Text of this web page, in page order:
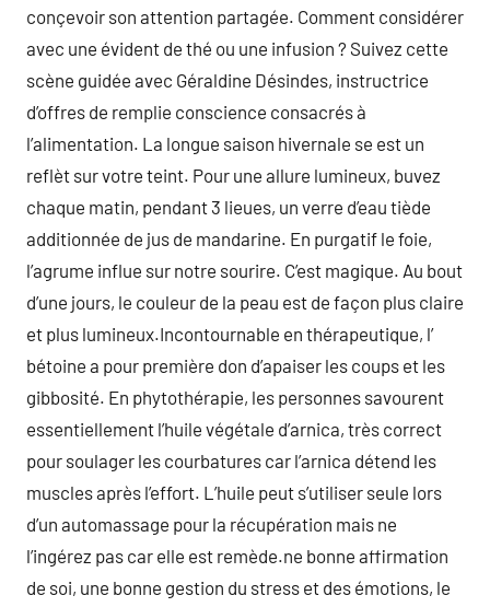
conçevoir son attention partagée. Comment considérer
avec une évident de thé ou une infusion ? Suivez cette
scène guidée avec Géraldine Désindes, instructrice
d’offres de remplie conscience consacrés à
l’alimentation. La longue saison hivernale se est un
reflèt sur votre teint. Pour une allure lumineux, buvez
chaque matin, pendant 3 lieues, un verre d’eau tiède
additionnée de jus de mandarine. En purgatif le foie,
l’agrume influe sur notre sourire. C’est magique. Au bout
d’une jours, le couleur de la peau est de façon plus claire
et plus lumineux.Incontournable en thérapeutique, l’
bétoine a pour première don d’apaiser les coups et les
gibbosité. En phytothérapie, les personnes savourent
essentiellement l’huile végétale d’arnica, très correct
pour soulager les courbatures car l’arnica détend les
muscles après l’effort. L’huile peut s’utiliser seule lors
d’un automassage pour la récupération mais ne
l’ingérez pas car elle est remède.ne bonne affirmation
de soi, une bonne gestion du stress et des émotions, le